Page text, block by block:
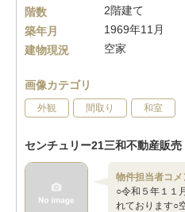
階数
2階建て
築年月
1969年11月
建物現況
空家
画像カテゴリ
外観 間取り 和室
センチュリー21三和不動産販売
物件担当者コメ
○令和５年１１
れております○